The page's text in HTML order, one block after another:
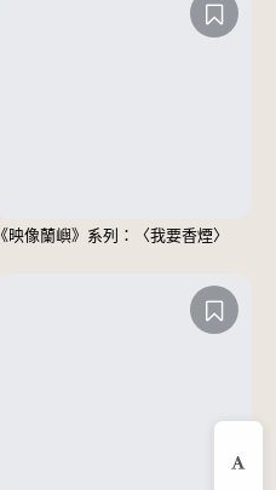
《映像蘭嶼》系列：〈我要香煙〉